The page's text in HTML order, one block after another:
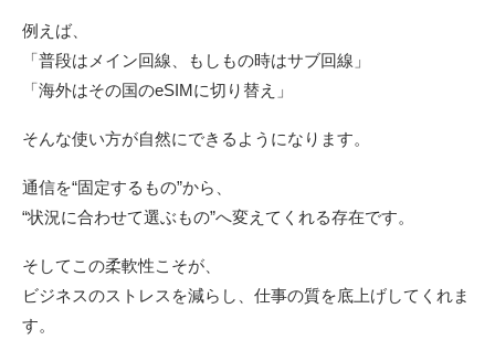
例えば、
「普段はメイン回線、もしもの時はサブ回線」
「海外はその国のeSIMに切り替え」
そんな使い方が自然にできるようになります。
通信を“固定するもの”から、
“状況に合わせて選ぶもの”へ変えてくれる存在です。
そしてこの柔軟性こそが、
ビジネスのストレスを減らし、仕事の質を底上げしてくれま
す。